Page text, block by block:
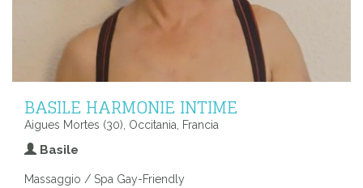
BASILE HARMONIE INTIME
Aigues Mortes (30), Occitania, Francia
Basile
Massaggio / Spa Gay-Friendly